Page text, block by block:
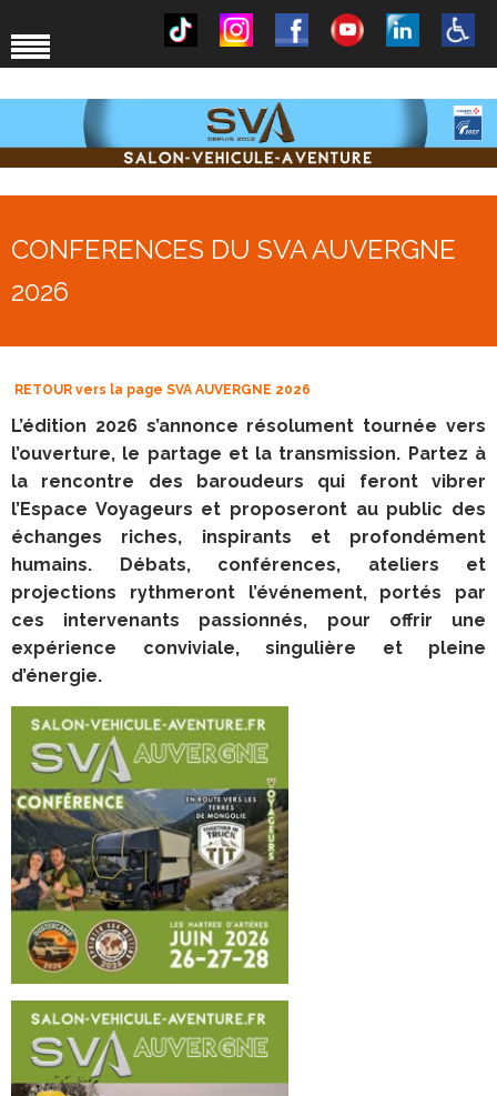
CONFERENCES DU SVA AUVERGNE
2026
RETOUR vers la page SVA AUVERGNE 2026
L’édition 2026 s’annonce résolument tournée vers
l’ouverture, le partage et la transmission. Partez à
la rencontre des baroudeurs qui feront vibrer
l’Espace Voyageurs et proposeront au public des
échanges riches, inspirants et profondément
humains. Débats, conférences, ateliers et
projections rythmeront l’événement, portés par
ces intervenants passionnés, pour offrir une
expérience conviviale, singulière et pleine
d’énergie.